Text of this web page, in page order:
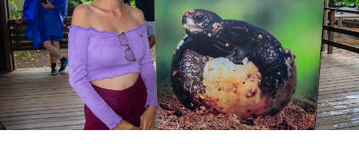
Gobierno Provincial en las elecciones seccionales de
2026, y que dará su respaldo a la candidatura de Marcos
Zambrano para dicho cargo.
“Conozco a Leonardo Rodríguez, creo que ha hecho una
gran gestión en mi pueblo, en Chone, y es uno de los
alcaldes mejor valorado en nuestra población, la gente